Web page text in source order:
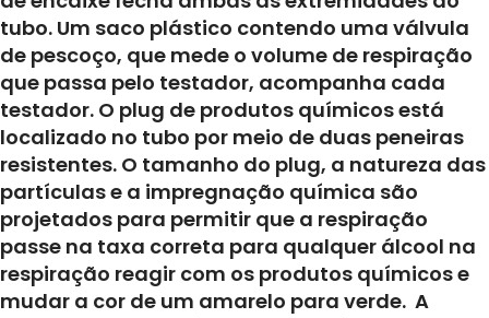
tubo. Um saco plástico contendo uma válvula
de pescoço, que mede o volume de respiração
que passa pelo testador, acompanha cada
testador. O plug de produtos químicos está
localizado no tubo por meio de duas peneiras
resistentes. O tamanho do plug, a natureza das
partículas e a impregnação química são
projetados para permitir que a respiração
passe na taxa correta para qualquer álcool na
respiração reagir com os produtos químicos e
mudar a cor de um amarelo para verde. A